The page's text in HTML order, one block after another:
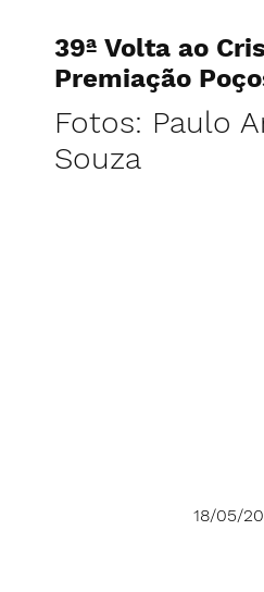
39ª Volta ao
Premiação
Fotos: Paulo
Souza
18/05/